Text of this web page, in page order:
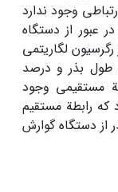
وجود ندارد
عبور از دستگاه
لگاریتمی
طول بذر و درصد
مستقیمی وجود
که رابطة مستقیم
از دستگاه گوارش